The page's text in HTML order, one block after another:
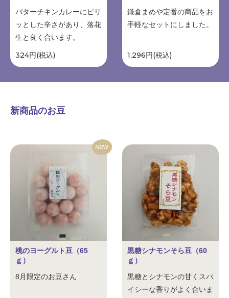
バターチキンカレーにピリ
ッとした辛さがあり、落花
生と良く合います。
324円(税込)
鎌倉まめや定番の商品をお
手軽なセットにしました。
1,296円(税込)
新商品のお豆
桃のヨーグルト豆（65
ｇ）
8月限定のお豆さん
黒糖シナモンそら豆（60
ｇ）
黒糖とシナモンの甘くスパ
イシーな香りがよく合いま